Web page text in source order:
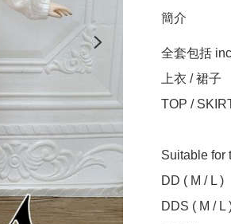
簡介
全套包括
上衣 / 裙子
TOP /
Suitable for
DD ( M / L )
DDS ( M / L